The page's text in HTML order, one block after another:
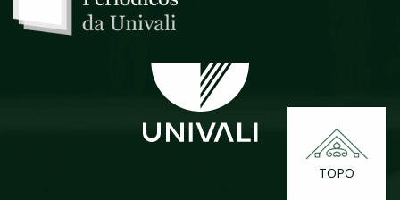
TOPO